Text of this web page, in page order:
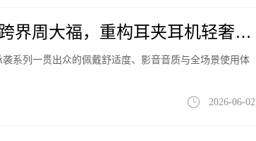
界周大福，重构耳夹耳机轻奢新
系列一贯出众的佩戴舒适度、影音音质与全场景使用体
2026-06-02